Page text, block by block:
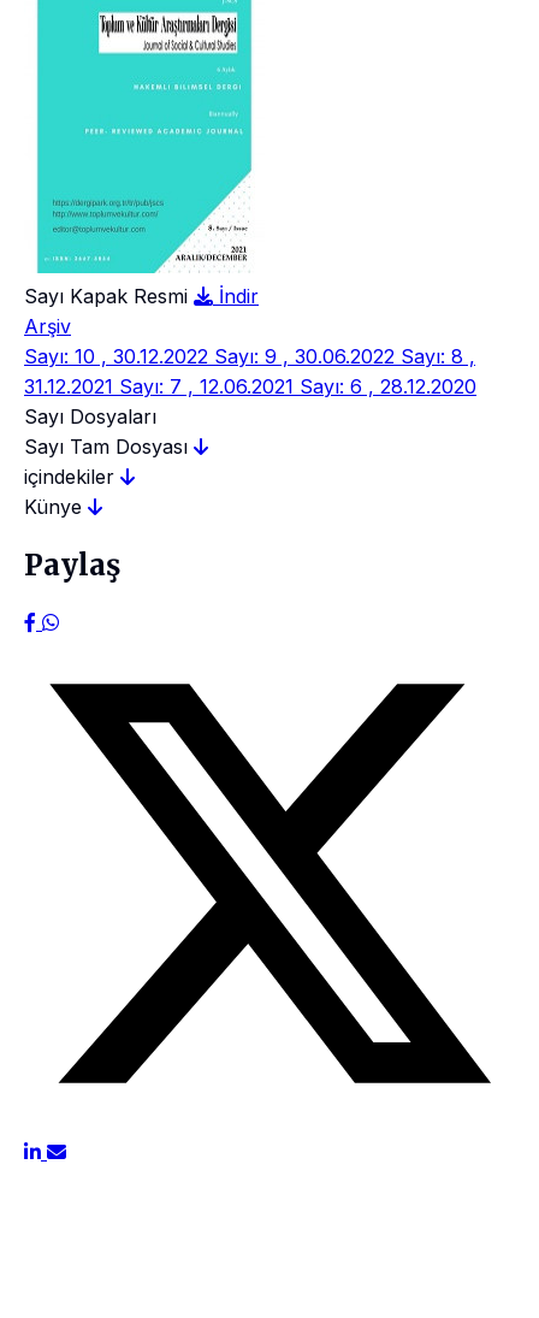
Sayı Kapak Resmi
İndir
Arşiv
Sayı: 10 , 30.12.2022 Sayı: 9 , 30.06.2022 Sayı: 8 ,
31.12.2021 Sayı: 7 , 12.06.2021 Sayı: 6 , 28.12.2020
Sayı Dosyaları
Sayı Tam Dosyası
içindekiler
Künye
Paylaş